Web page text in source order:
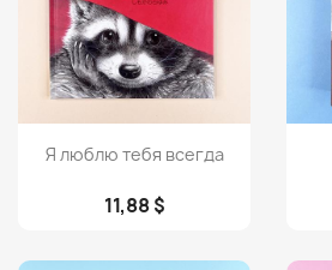
Просмотр
Я люблю тебя всегда
11,88 $